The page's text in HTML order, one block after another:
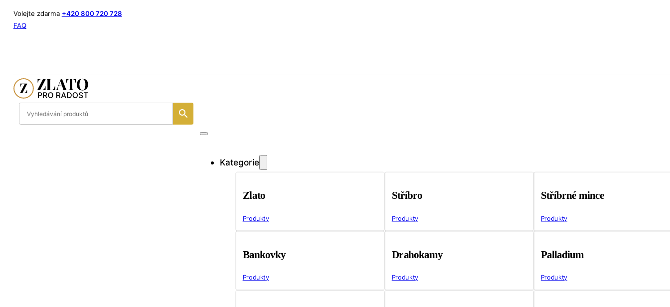
Volejte zdarma +420 800 720 728
FAQ
Kategorie
Zlato
Produkty
Stříbro
Produkty
Stříbrné mince
Produkty
Bankovky
Produkty
Drahokamy
Produkty
Palladium
Produkty